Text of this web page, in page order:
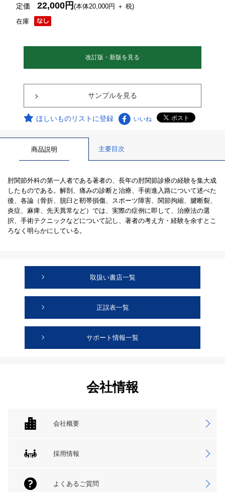
在庫
定価22,000円(本体20,000円 ＋ 税)
改訂版・新版を見る
サンプルを見る
ほしいものリストに登録 いいね
商品説明 主要目次
肘関節外科の第一人者である著者の、長年の肘関節診療の経験を集大成
したものである。解剖、痛みの診断と治療、手術進入路について述べた
後、各論（骨折、脱臼と靭帯損傷、スポーツ障害、関節拘縮、腱断裂、
炎症、麻痺、先天異常など）では、実際の症例に即して、治療法の選
択、手術テクニックなどについて記し、著者の考え方・経験を余すとこ
ろなく明らかにしている。
取扱い書店一覧
正誤表一覧
サポート情報一覧
会社情報
会社概要
採用情報
よくあるご質問